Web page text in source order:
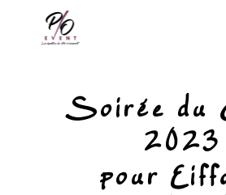
Soirée du
2023
pour